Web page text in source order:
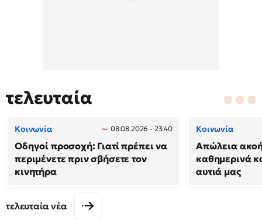
τελευταία
Κοινωνία 08.08.2026 - 23:40
Οδηγοί προσοχή: Γιατί πρέπει να
περιμένετε πριν σβήσετε τον
κινητήρα
Κοινωνία
Απώλεια
καθημερινά
αυτιά μας
τελευταία νέα